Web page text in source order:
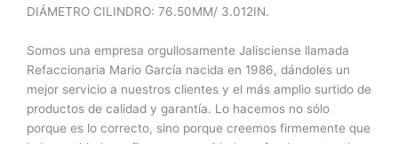
DIÁMETRO CILINDRO: 76.50MM/ 3.012IN.
Somos una empresa orgullosamente Jalisciense llamada
Refaccionaria Mario García nacida en 1986, dándoles un
mejor servicio a nuestros clientes y el más amplio surtido de
productos de calidad y garantía. Lo hacemos no sólo
porque es lo correcto, sino porque creemos firmemente que